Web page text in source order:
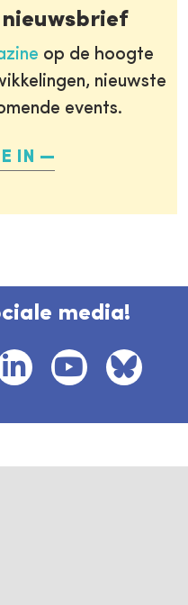
op de hoogte
nieuwste
events.
IN
media!